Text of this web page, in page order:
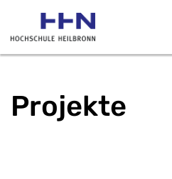
Projekte